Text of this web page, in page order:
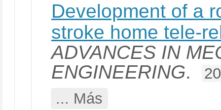
Development of a
stroke home tele-
ADVANCES IN
ENGINEERING.
... Más